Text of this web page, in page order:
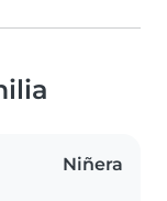
Niñera